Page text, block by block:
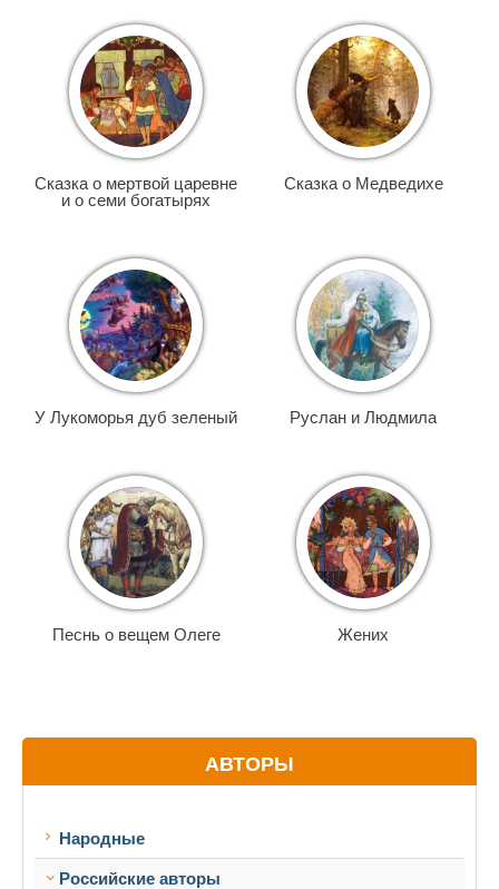
Сказка о мертвой царевне
и о семи богатырях
Сказка о Медведихе
У Лукоморья дуб зеленый Руслан и Людмила
Песнь о вещем Олеге Жених
АВТОРЫ
Народные
Российские авторы